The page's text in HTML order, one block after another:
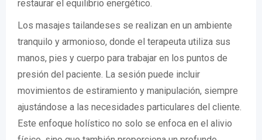
restaurar el equilibrio energético.
Los masajes tailandeses se realizan en un ambiente
tranquilo y armonioso, donde el terapeuta utiliza sus
manos, pies y cuerpo para trabajar en los puntos de
presión del paciente. La sesión puede incluir
movimientos de estiramiento y manipulación, siempre
ajustándose a las necesidades particulares del cliente.
Este enfoque holístico no solo se enfoca en el alivio